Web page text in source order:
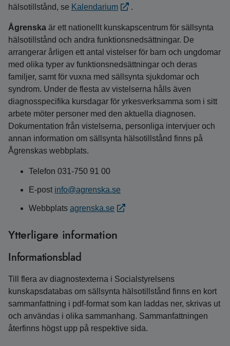
hälsotillstånd, se Kalendarium .
Ågrenska är ett nationellt kunskapscentrum för sällsynta
hälsotillstånd och andra funktionsnedsättningar. De
arrangerar årligen ett antal vistelser för barn och ungdomar
med olika typer av funktionsnedsättningar och deras
familjer, samt för vuxna med sällsynta sjukdomar och
syndrom. Under de flesta av vistelserna hålls även
diagnosspecifika kursdagar för yrkesverksamma som i sitt
arbete möter personer med den aktuella diagnosen.
Dokumentation från vistelserna, personliga intervjuer och
annan information om sällsynta hälsotillstånd finns på
Ågrenskas webbplats.
Telefon 031-750 91 00
E-post info@agrenska.se
Webbplats agrenska.se
Ytterligare information
Informationsblad
Till flera av diagnostexterna i Socialstyrelsens
kunskapsdatabas om sällsynta hälsotillstånd finns en kort
sammanfattning i pdf-format som kan laddas ner, skrivas ut
och användas i olika sammanhang. Sammanfattningen
återfinns högst upp på respektive sida.